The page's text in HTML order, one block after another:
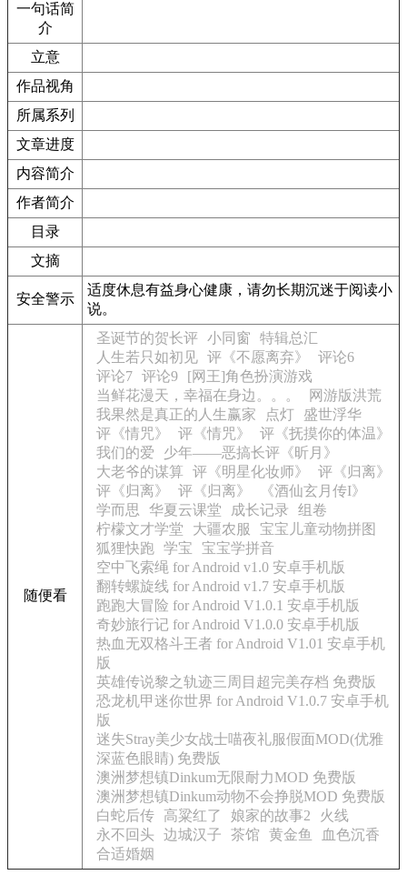
一句话简
介
立意
作品视角
所属系列
文章进度
内容简介
作者简介
目录
文摘
安全警示
适度休息有益身心健康，请勿长期沉迷于阅读小
说。
随便看
圣诞节的贺长评 小同窗
特辑总汇
人生若只如初见 评《不愿离弃》
评论6
评论7 评论9
[网王]角色扮演游戏
当鲜花漫天，幸福在身边。。。
网游版洪荒
我果然是真正的人生赢家
点灯
盛世浮华
评《情咒》
评《情咒》
评《抚摸你的体温》
我们的爱
少年——恶搞长评《昕月》
大老爷的谋算
评《明星化妆师》
评《归离》
评《归离》
评《归离》
《酒仙玄月传I》
学而思
华夏云课堂 成长记录
组卷
柠檬文才学堂
大疆农服
宝宝儿童动物拼图
狐狸快跑 学宝
宝宝学拼音
空中飞索绳 for Android v1.0 安卓手机版
翻转螺旋线 for Android v1.7 安卓手机版
跑跑大冒险 for Android V1.0.1 安卓手机版
奇妙旅行记 for Android V1.0.0 安卓手机版
热血无双格斗王者 for Android V1.01 安卓手机
版
英雄传说黎之轨迹三周目超完美存档 免费版
恐龙机甲迷你世界 for Android V1.0.7 安卓手机
版
迷失Stray美少女战士喵夜礼服假面MOD(优雅
深蓝色眼睛) 免费版
澳洲梦想镇Dinkum无限耐力MOD 免费版
澳洲梦想镇Dinkum动物不会挣脱MOD 免费版
白蛇后传
高粱红了 娘家的故事2
火线
永不回头
边城汉子 茶馆 黄金鱼
血色沉香
合适婚姻